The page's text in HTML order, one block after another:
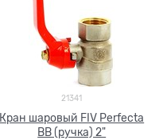
21341
Кран шаровый FIV Perfecta
ВВ (ручка) 2"